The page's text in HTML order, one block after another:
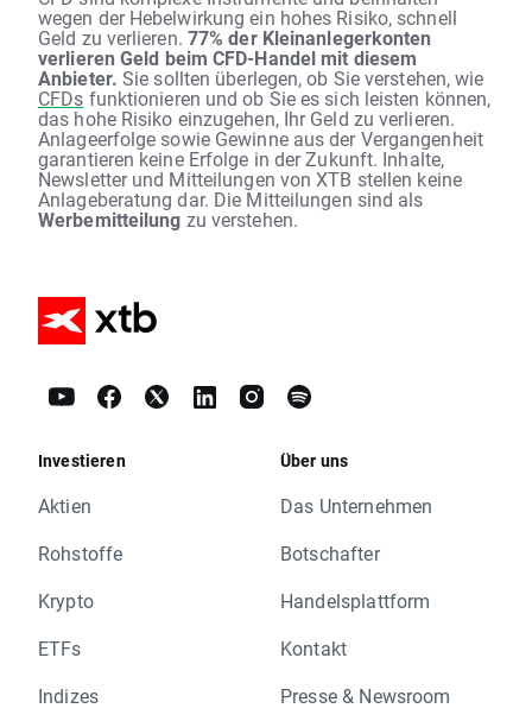
wegen der Hebelwirkung ein hohes Risiko, schnell
Geld zu verlieren. 77% der Kleinanlegerkonten
verlieren Geld beim CFD-Handel mit diesem
Anbieter. Sie sollten überlegen, ob Sie verstehen, wie
CFDs funktionieren und ob Sie es sich leisten können,
das hohe Risiko einzugehen, Ihr Geld zu verlieren.
Anlageerfolge sowie Gewinne aus der Vergangenheit
garantieren keine Erfolge in der Zukunft. Inhalte,
Newsletter und Mitteilungen von XTB stellen keine
Anlageberatung dar. Die Mitteilungen sind als
Werbemitteilung zu verstehen.
Investieren
Aktien
Rohstoffe
Krypto
ETFs
Indizes
Über uns
Das Unternehmen
Botschafter
Handelsplattform
Kontakt
Presse & Newsroom